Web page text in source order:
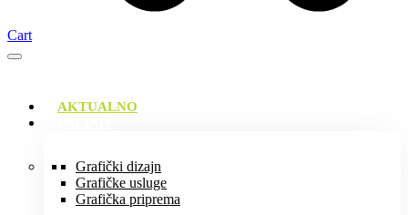
Cart
AKTUALNO
Grafički dizajn
Grafičke usluge
Grafička priprema